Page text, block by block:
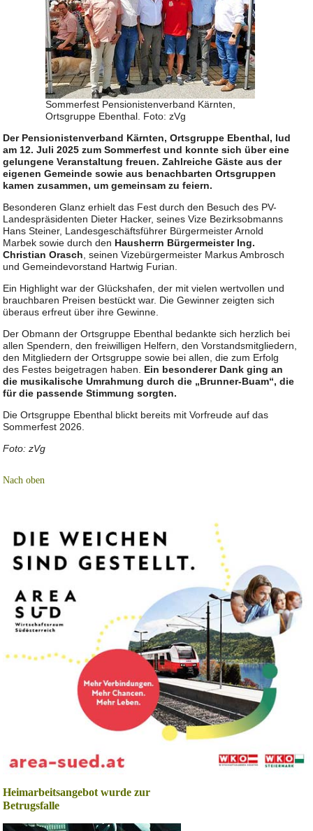
Sommerfest Pensionistenverband Kärnten,
Ortsgruppe Ebenthal. Foto: zVg
Der Pensionistenverband Kärnten, Ortsgruppe Ebenthal, lud
am 12. Juli 2025 zum Sommerfest und konnte sich über eine
gelungene Veranstaltung freuen. Zahlreiche Gäste aus der
eigenen Gemeinde sowie aus benachbarten Ortsgruppen
kamen zusammen, um gemeinsam zu feiern.
Besonderen Glanz erhielt das Fest durch den Besuch des PV-
Landespräsidenten Dieter Hacker, seines Vize Bezirksobmanns
Hans Steiner, Landesgeschäftsführer Bürgermeister Arnold
Marbek sowie durch den Hausherrn Bürgermeister Ing.
Christian Orasch, seinen Vizebürgermeister Markus Ambrosch
und Gemeindevorstand Hartwig Furian.
Ein Highlight war der Glückshafen, der mit vielen wertvollen und
brauchbaren Preisen bestückt war. Die Gewinner zeigten sich
überaus erfreut über ihre Gewinne.
Der Obmann der Ortsgruppe Ebenthal bedankte sich herzlich bei
allen Spendern, den freiwilligen Helfern, den Vorstandsmitgliedern,
den Mitgliedern der Ortsgruppe sowie bei allen, die zum Erfolg
des Festes beigetragen haben. Ein besonderer Dank ging an
die musikalische Umrahmung durch die „Brunner-Buam“, die
für die passende Stimmung sorgten.
Die Ortsgruppe Ebenthal blickt bereits mit Vorfreude auf das
Sommerfest 2026.
Foto: zVg
Nach oben
Heimarbeitsangebot wurde zur
Betrugsfalle